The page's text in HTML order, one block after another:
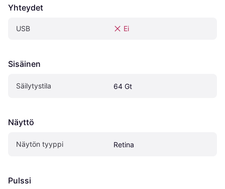
Yhteydet
USB Ei
Sisäinen
Säilytystila 64 Gt
Näyttö
Näytön tyyppi Retina
Pulssi